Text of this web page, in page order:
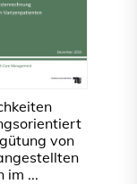
von
im ...